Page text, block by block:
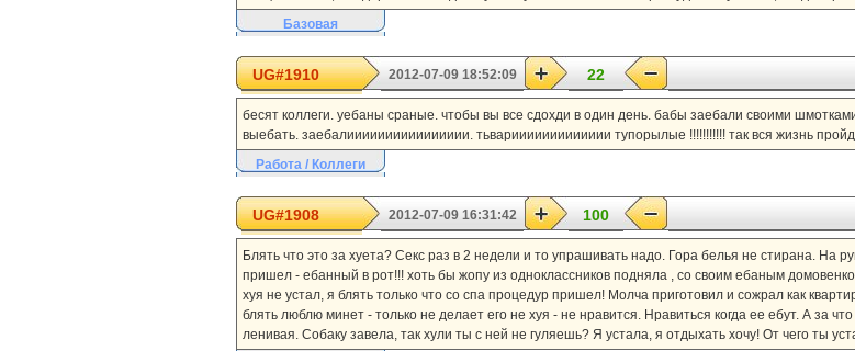
Базовая
UG#1910 2012-07-09 18:52:09 22
бесят коллеги. уебаны сраные. чтобы вы все сдохди в один день. бабы заебали своими
выебать. заебалииииииииииииииии. тьвариииииииииииии тупорылые !!!!!!!!!!! так вся жизнь
Работа / Коллеги
UG#1908 2012-07-09 16:31:42 100
Блять что это за хуета? Секс раз в 2 недели и то упрашивать надо. Гора белья не стирана. На
пришел - ебанный в рот!!! хоть бы жопу из одноклассников подняла , со своим ебаным
хуя не устал, я блять только что со спа процедур пришел! Молча приготовил и сожрал как
блять люблю минет - только не делает его не хуя - не нравится. Нравиться когда ее ебут. А за
ленивая. Собаку завела, так хули ты с ней не гуляешь? Я устала, я отдыхать хочу! От чего ты